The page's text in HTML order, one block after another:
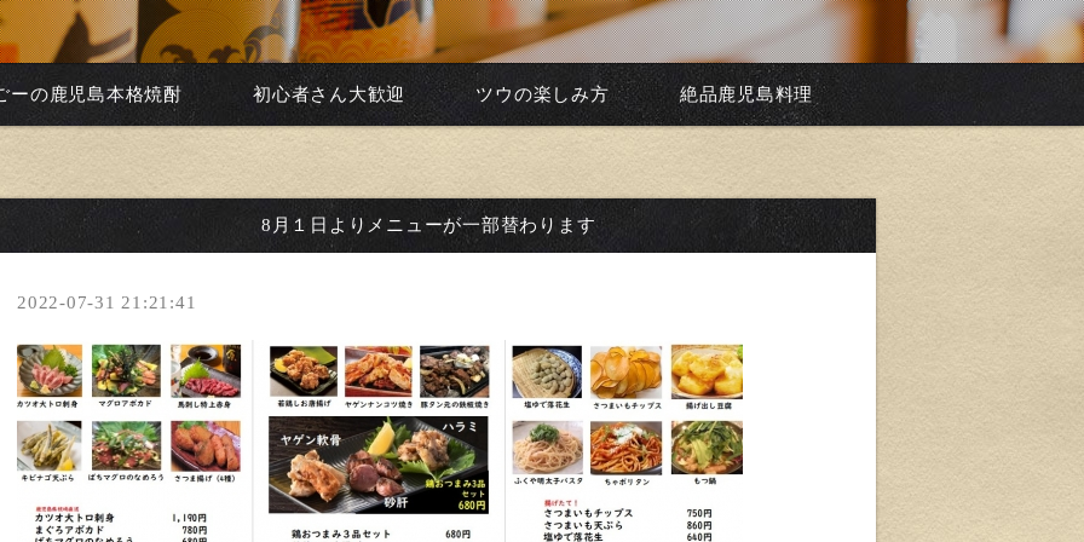
ーの鹿児島本格焼酎 初心者さん大歓迎 ツウの楽しみ方 絶品鹿児島料理
8月１日よりメニューが一部替わります
2022-07-31 21:21:41